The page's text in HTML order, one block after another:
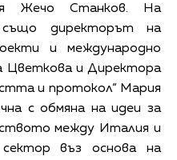
Жечо Станков. На
също директорът на
и международно
Цветкова и Директора
и протокол“ Мария
с обмяна на идеи за
между Италия и
сектор въз основа на